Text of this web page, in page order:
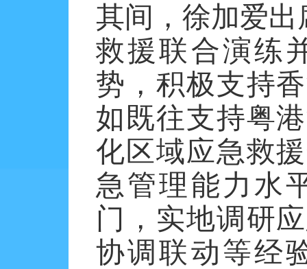
其间，徐加爱出
救援联合演练
势，积极支持
如既往支持粤
化区域应急救
急管理能力水
门，实地调研
协调联动等经